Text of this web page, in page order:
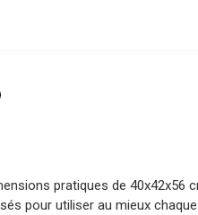
pratiques de 40x42x56
pour utiliser au mieux